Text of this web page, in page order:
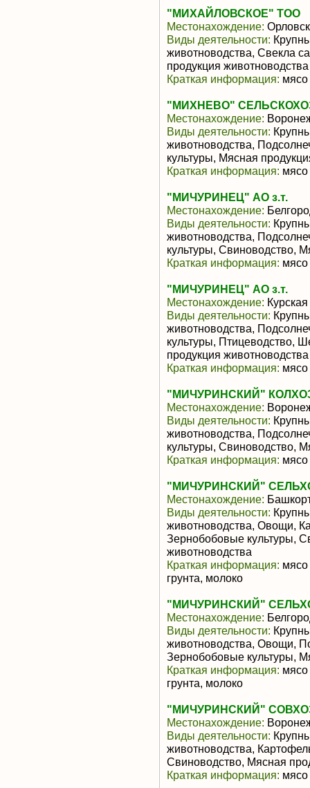
"МИХАЙЛОВСКОЕ" ТОО
Местонахождение:
Виды деятельности:
животноводства, Свекла
продукция животноводства
Краткая информация: мясо
"МИХНЕВО"
Местонахождение:
Виды деятельности:
животноводства,
культуры, Мясная
Краткая информация: мясо
"МИЧУРИНЕЦ" АО з.т.
Местонахождение:
Виды деятельности:
животноводства,
культуры, Свиноводство,
Краткая информация: мясо
"МИЧУРИНЕЦ" АО з.т.
Местонахождение:
Виды деятельности:
животноводства,
культуры, Птицеводство,
продукция животноводства
Краткая информация: мясо
"МИЧУРИНСКИЙ"
Местонахождение:
Виды деятельности:
животноводства,
культуры, Свиноводство,
Краткая информация: мясо
"МИЧУРИНСКИЙ"
Местонахождение:
Виды деятельности:
животноводства, Овощи,
Зернобобовые культуры,
животноводства
Краткая информация: мясо
грунта, молоко
"МИЧУРИНСКИЙ"
Местонахождение:
Виды деятельности:
животноводства, Овощи,
Зернобобовые культуры,
Краткая информация: мясо
грунта, молоко
"МИЧУРИНСКИЙ"
Местонахождение:
Виды деятельности:
животноводства,
Свиноводство, Мясная
Краткая информация: мясо